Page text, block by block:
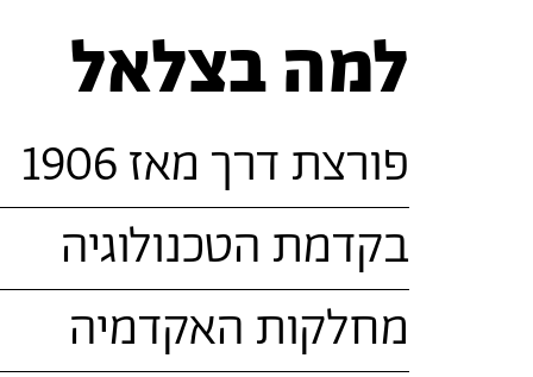
למה בצלאל
פורצת דרך מאז 1906
בקדמת הטכנולוגיה
מחלקות האקדמיה